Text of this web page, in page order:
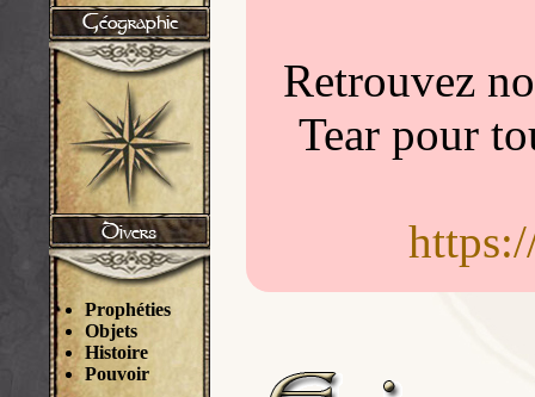
Prophéties
Objets
Histoire
Pouvoir
Retrouvez
Tear pour